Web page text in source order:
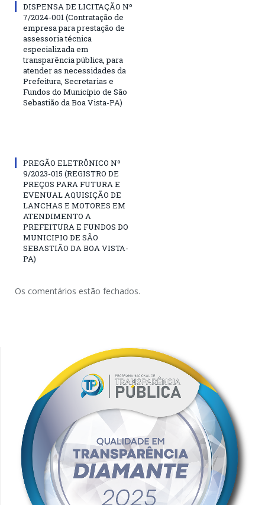
DISPENSA DE LICITAÇÃO Nº
7/2024-001 (Contratação de
empresa para prestação de
assessoria técnica
especializada em
transparência pública, para
atender as necessidades da
Prefeitura, Secretarias e
Fundos do Município de São
Sebastião da Boa Vista-PA)
PREGÃO ELETRÔNICO Nº
9/2023-015 (REGISTRO DE
PREÇOS PARA FUTURA E
EVENUAL AQUISIÇÃO DE
LANCHAS E MOTORES EM
ATENDIMENTO A
PREFEITURA E FUNDOS DO
MUNICIPIO DE SÃO
SEBASTIÃO DA BOA VISTA-
PA)
Os comentários estão fechados.